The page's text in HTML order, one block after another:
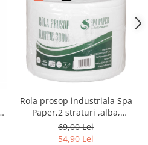
Rola prosop industriala Spa
Paper,2 straturi ,alba,
300ml/rola
69,00 Lei
54,90 Lei